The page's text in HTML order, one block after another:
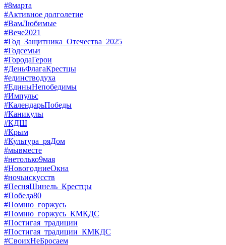
#8марта
#Активное долголетие
#ВамЛюбимые
#Вече2021
#Год_Защитника_Отечества_2025
#Годсемьи
#ГородаГерои
#ДеньФлагаКрестцы
#единстводуха
#ЕдиныНепобедимы
#Импульс
#КалендарьПобеды
#Каникулы
#КДШ
#Крым
#Культура_ряДом
#мывместе
#нетолько9мая
#НовогодниеОкна
#ночьискусств
#ПесняШинель_Крестцы
#Победа80
#Помню_горжусь
#Помню_горжусь_КМКДС
#Постигая_традиции
#Постигая_традиции_КМКДС
#СвоихНеБросаем